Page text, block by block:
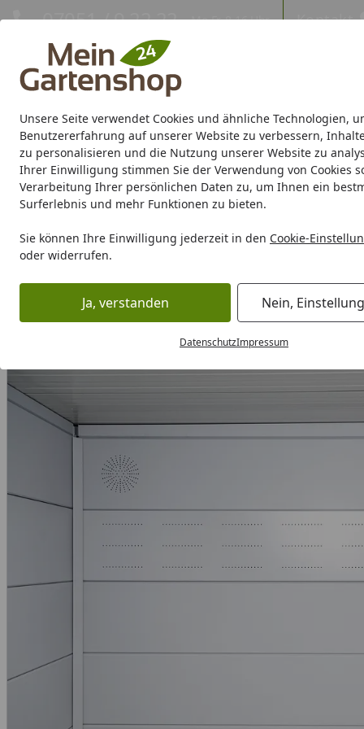
Unsere Seite verwendet Cookies und ähnliche Technologien,
Benutzererfahrung auf unserer Website zu verbessern,
zu personalisieren und die Nutzung unserer Website zu
Ihrer Einwilligung stimmen Sie der Verwendung von Cookies
Verarbeitung Ihrer persönlichen Daten zu, um Ihnen ein
Surferlebnis und mehr Funktionen zu bieten.
Sie können Ihre Einwilligung jederzeit in den Cookie-
oder widerrufen.
Ja, verstanden Nein,
DatenschutzImpressum
Eigene Montage-Teams
07051 / 9 22 22 Mo-Fr. 8-16 Uhr Kontakt
Gartenhaus Gerätehaus Gewächshaus Carport/
Marken Sale %
Karibu Pools inkl.
Dein Traumpool im Sorglos-
Gartenhaus Zubehör für Gartenhäuser Anbauten